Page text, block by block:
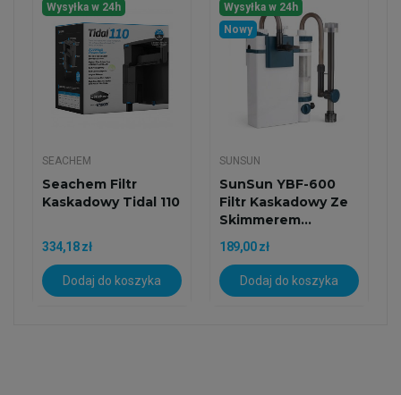
Wysyłka w 24h
SEACHEM
Seachem Filtr
Kaskadowy Tidal 110
334,18 zł
Dodaj do koszyka
Wysyłka w 24h
Nowy
SUNSUN
SunSun YBF-600
Filtr Kaskadowy Ze
Skimmerem...
189,00 zł
Dodaj do koszyka